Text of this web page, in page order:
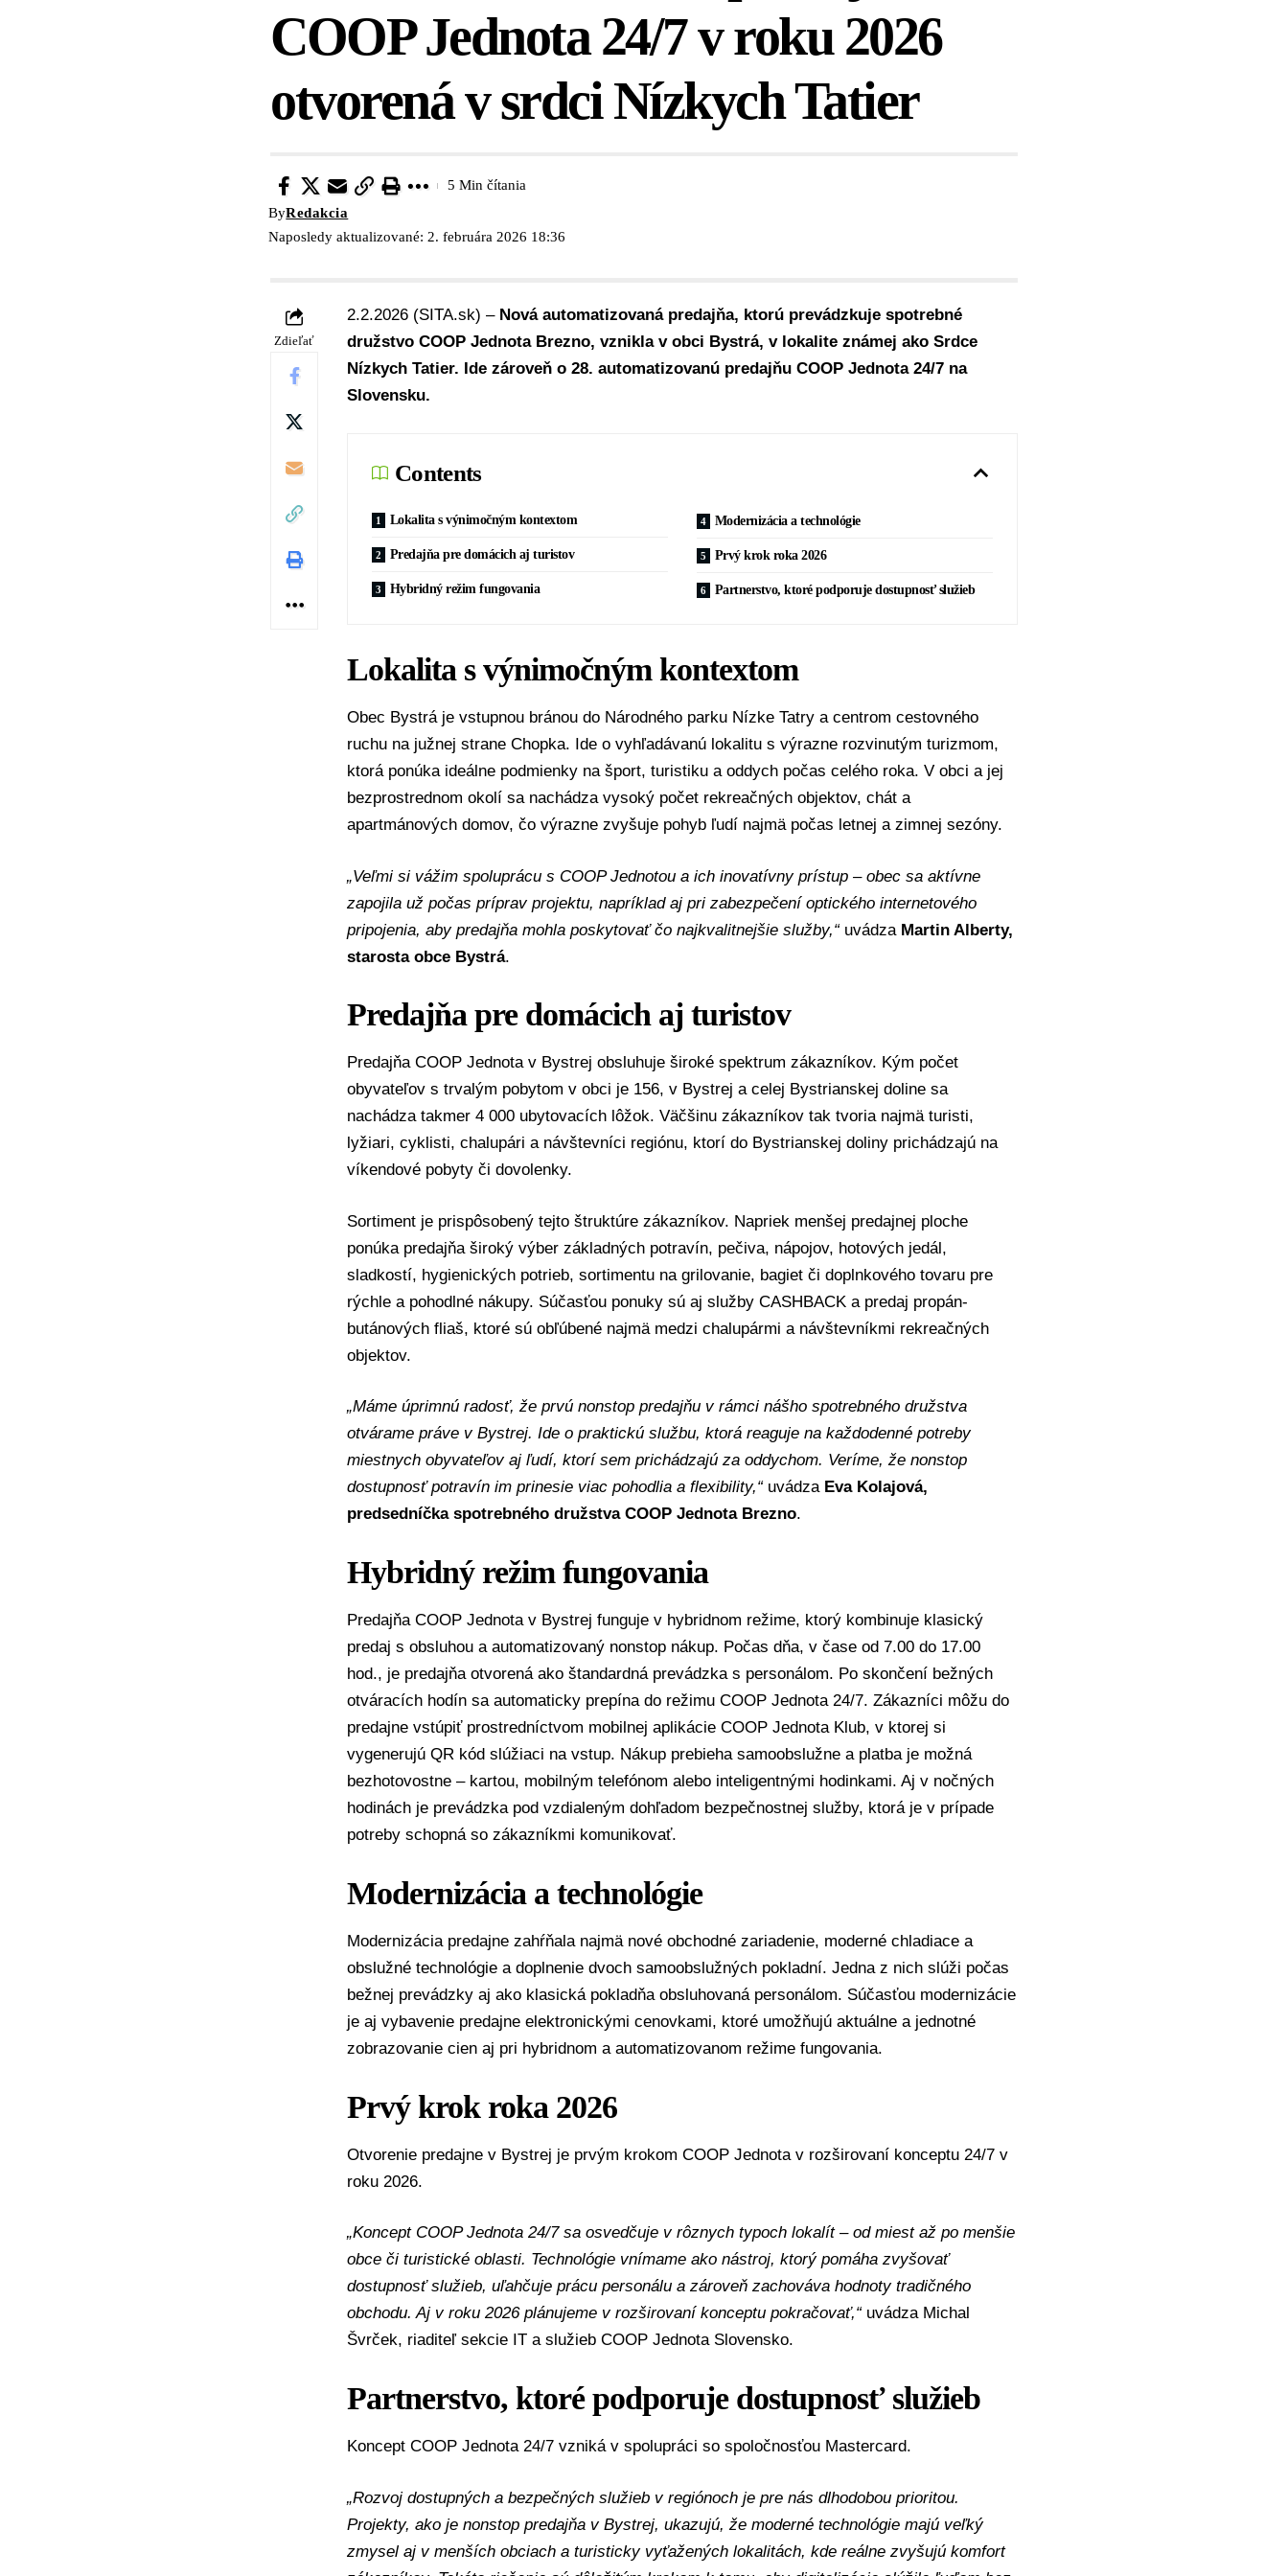
COOP Jednota 24/7 v roku 2026
otvorená v srdci Nízkych Tatier
Naposledy aktualizované: 2. februára 2026 18:36
ByRedakcia
5 Min čítania
Zdieľať
2.2.2026 (SITA.sk) – Nová automatizovaná predajňa, ktorú prevádzkuje spotrebné
družstvo COOP Jednota Brezno, vznikla v obci Bystrá, v lokalite známej ako Srdce
Nízkych Tatier. Ide zároveň o 28. automatizovanú predajňu COOP Jednota 24/7 na
Slovensku.
Contents
Lokalita s výnimočným kontextom
Predajňa pre domácich aj turistov
Hybridný režim fungovania
Modernizácia a technológie
Prvý krok roka 2026
Partnerstvo, ktoré podporuje dostupnosť služieb
Lokalita s výnimočným kontextom
Obec Bystrá je vstupnou bránou do Národného parku Nízke Tatry a centrom cestovného
ruchu na južnej strane Chopka. Ide o vyhľadávanú lokalitu s výrazne rozvinutým turizmom,
ktorá ponúka ideálne podmienky na šport, turistiku a oddych počas celého roka. V obci a jej
bezprostrednom okolí sa nachádza vysoký počet rekreačných objektov, chát a
apartmánových domov, čo výrazne zvyšuje pohyb ľudí najmä počas letnej a zimnej sezóny.
„Veľmi si vážim spoluprácu s COOP Jednotou a ich inovatívny prístup – obec sa aktívne
zapojila už počas príprav projektu, napríklad aj pri zabezpečení optického internetového
pripojenia, aby predajňa mohla poskytovať čo najkvalitnejšie služby,“ uvádza Martin Alberty,
starosta obce Bystrá.
Predajňa pre domácich aj turistov
Predajňa COOP Jednota v Bystrej obsluhuje široké spektrum zákazníkov. Kým počet
obyvateľov s trvalým pobytom v obci je 156, v Bystrej a celej Bystrianskej doline sa
nachádza takmer 4 000 ubytovacích lôžok. Väčšinu zákazníkov tak tvoria najmä turisti,
lyžiari, cyklisti, chalupári a návštevníci regiónu, ktorí do Bystrianskej doliny prichádzajú na
víkendové pobyty či dovolenky.
Sortiment je prispôsobený tejto štruktúre zákazníkov. Napriek menšej predajnej ploche
ponúka predajňa široký výber základných potravín, pečiva, nápojov, hotových jedál,
sladkostí, hygienických potrieb, sortimentu na grilovanie, bagiet či doplnkového tovaru pre
rýchle a pohodlné nákupy. Súčasťou ponuky sú aj služby CASHBACK a predaj propán-
butánových fliaš, ktoré sú obľúbené najmä medzi chalupármi a návštevníkmi rekreačných
objektov.
„Máme úprimnú radosť, že prvú nonstop predajňu v rámci nášho spotrebného družstva
otvárame práve v Bystrej. Ide o praktickú službu, ktorá reaguje na každodenné potreby
miestnych obyvateľov aj ľudí, ktorí sem prichádzajú za oddychom. Veríme, že nonstop
dostupnosť potravín im prinesie viac pohodlia a flexibility,“uvádza Eva Kolajová,
predsedníčka spotrebného družstva COOP Jednota Brezno.
Hybridný režim fungovania
Predajňa COOP Jednota v Bystrej funguje v hybridnom režime, ktorý kombinuje klasický
predaj s obsluhou a automatizovaný nonstop nákup. Počas dňa, v čase od 7.00 do 17.00
hod., je predajňa otvorená ako štandardná prevádzka s personálom. Po skončení bežných
otváracích hodín sa automaticky prepína do režimu COOP Jednota 24/7. Zákazníci môžu do
predajne vstúpiť prostredníctvom mobilnej aplikácie COOP Jednota Klub, v ktorej si
vygenerujú QR kód slúžiaci na vstup. Nákup prebieha samoobslužne a platba je možná
bezhotovostne – kartou, mobilným telefónom alebo inteligentnými hodinkami. Aj v nočných
hodinách je prevádzka pod vzdialeným dohľadom bezpečnostnej služby, ktorá je v prípade
potreby schopná so zákazníkmi komunikovať.
Modernizácia a technológie
Modernizácia predajne zahŕňala najmä nové obchodné zariadenie, moderné chladiace a
obslužné technológie a doplnenie dvoch samoobslužných pokladní. Jedna z nich slúži počas
bežnej prevádzky aj ako klasická pokladňa obsluhovaná personálom. Súčasťou modernizácie
je aj vybavenie predajne elektronickými cenovkami, ktoré umožňujú aktuálne a jednotné
zobrazovanie cien aj pri hybridnom a automatizovanom režime fungovania.
Prvý krok roka 2026
Otvorenie predajne v Bystrej je prvým krokom COOP Jednota v rozširovaní konceptu 24/7 v
roku 2026.
„Koncept COOP Jednota 24/7 sa osvedčuje v rôznych typoch lokalít – od miest až po menšie
obce či turistické oblasti. Technológie vnímame ako nástroj, ktorý pomáha zvyšovať
dostupnosť služieb, uľahčuje prácu personálu a zároveň zachováva hodnoty tradičného
obchodu. Aj v roku 2026 plánujeme v rozširovaní konceptu pokračovať,“uvádza Michal
Švrček, riaditeľ sekcie IT a služieb COOP Jednota Slovensko.
Partnerstvo, ktoré podporuje dostupnosť služieb
Koncept COOP Jednota 24/7 vzniká v spolupráci so spoločnosťou Mastercard.
„Rozvoj dostupných a bezpečných služieb v regiónoch je pre nás dlhodobou prioritou.
Projekty, ako je nonstop predajňa v Bystrej, ukazujú, že moderné technológie majú veľký
zmysel aj v menších obciach a turisticky vyťažených lokalitách, kde reálne zvyšujú komfort